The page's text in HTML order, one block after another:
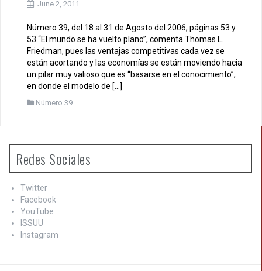
June 2, 2011
Número 39, del 18 al 31 de Agosto del 2006, páginas 53 y
53 “El mundo se ha vuelto plano”, comenta Thomas L.
Friedman, pues las ventajas competitivas cada vez se
están acortando y las economías se están moviendo hacia
un pilar muy valioso que es “basarse en el conocimiento”,
en donde el modelo de […]
Número 39
Redes Sociales
Twitter
Facebook
YouTube
ISSUU
Instagram